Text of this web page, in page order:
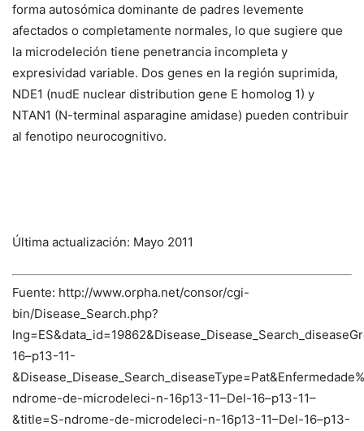
forma autosómica dominante de padres levemente
afectados o completamente normales, lo que sugiere que
la microdeleción tiene penetrancia incompleta y
expresividad variable. Dos genes en la región suprimida,
NDE1 (nudE nuclear distribution gene E homolog 1) y
NTAN1 (N-terminal asparagine amidase) pueden contribuir
al fenotipo neurocognitivo.
Última actualización: Mayo 2011
Fuente: http://www.orpha.net/consor/cgi-
bin/Disease_Search.php?
16–p13-11-
ndrome-de-microdeleci-n-16p13-11–Del-16–p13-11–
&title=S-ndrome-de-microdeleci-n-16p13-11–Del-16–p13-